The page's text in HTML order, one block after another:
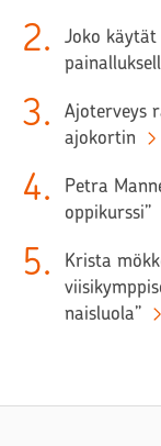
2.
Joko
3.
Ajoterveys
ajokortin
4.
Petra
oppikurssi”
5.
Krista
naisluola”